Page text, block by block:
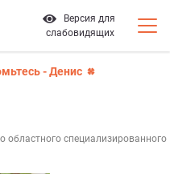
Версия для
слабовидящих
- Денис
областного специализированного